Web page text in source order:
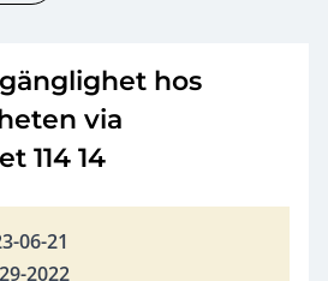
hos
via
114 14
06-21
2022